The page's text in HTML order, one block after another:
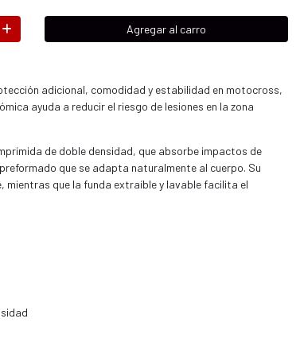
Agregar al carro
adicional, comodidad y estabilidad en motocross,
ayuda a reducir el riesgo de lesiones en la zona
de doble densidad, que absorbe impactos de
que se adapta naturalmente al cuerpo. Su
mientras que la funda extraíble y lavable facilita el